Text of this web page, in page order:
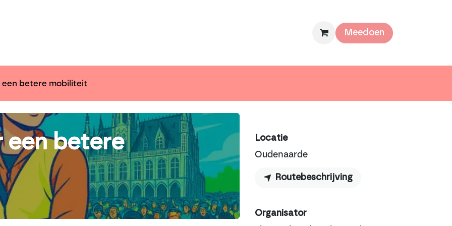
Meedoen
een betere mobiliteit
een betere
Locatie
Oudenaarde
Routebeschrijving
Organisator